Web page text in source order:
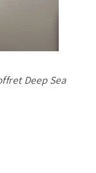
Deep Sea